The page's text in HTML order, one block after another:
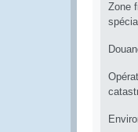
Zone